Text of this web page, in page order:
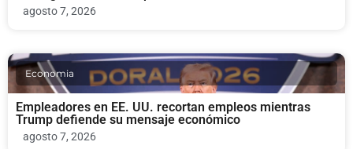
agosto 7, 2026
Economia
Empleadores en EE. UU. recortan empleos mientras
Trump defiende su mensaje económico
agosto 7, 2026